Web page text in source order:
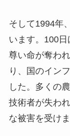
そして1994年
います。100
尊い命が奪わ
り、国のイン
した。多くの
技術者が失わ
な被害を受けま